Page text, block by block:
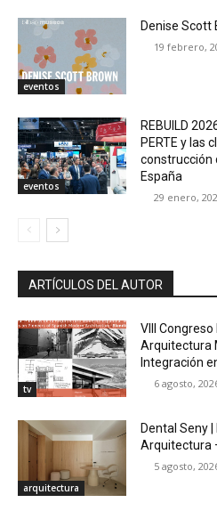
eventos
Denise Scott
19 febrero,
eventos
REBUILD
PERTE y las
construcción
España
29 enero,
ARTÍCULOS DEL AUTOR
tv
VIII
Arquitectura
Integración
6 agosto,
arquitectura
Dental Seny
Arquitectura
5 agosto,